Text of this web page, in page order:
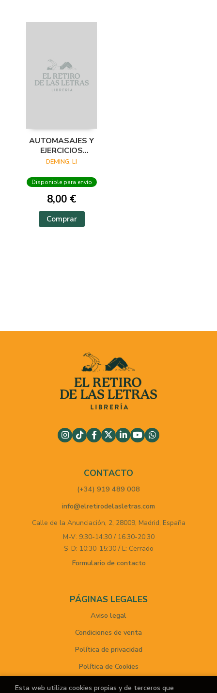
AUTOMASAJES Y
EJERCICIOS
TERAPÉUTICOS
DEMING, LI
Disponible para envío
8,00 €
Comprar
CONTACTO
(+34) 919 489 008
info@elretirodelasletras.com
Calle de la Anunciación, 2, 28009, Madrid, España
M-V: 9:30-14:30 / 16:30-20:30
S-D: 10:30-15:30 / L: Cerrado
Formulario de contacto
PÁGINAS LEGALES
Aviso legal
Condiciones de venta
Política de privacidad
Política de Cookies
Esta web utiliza cookies propias y de terceros que